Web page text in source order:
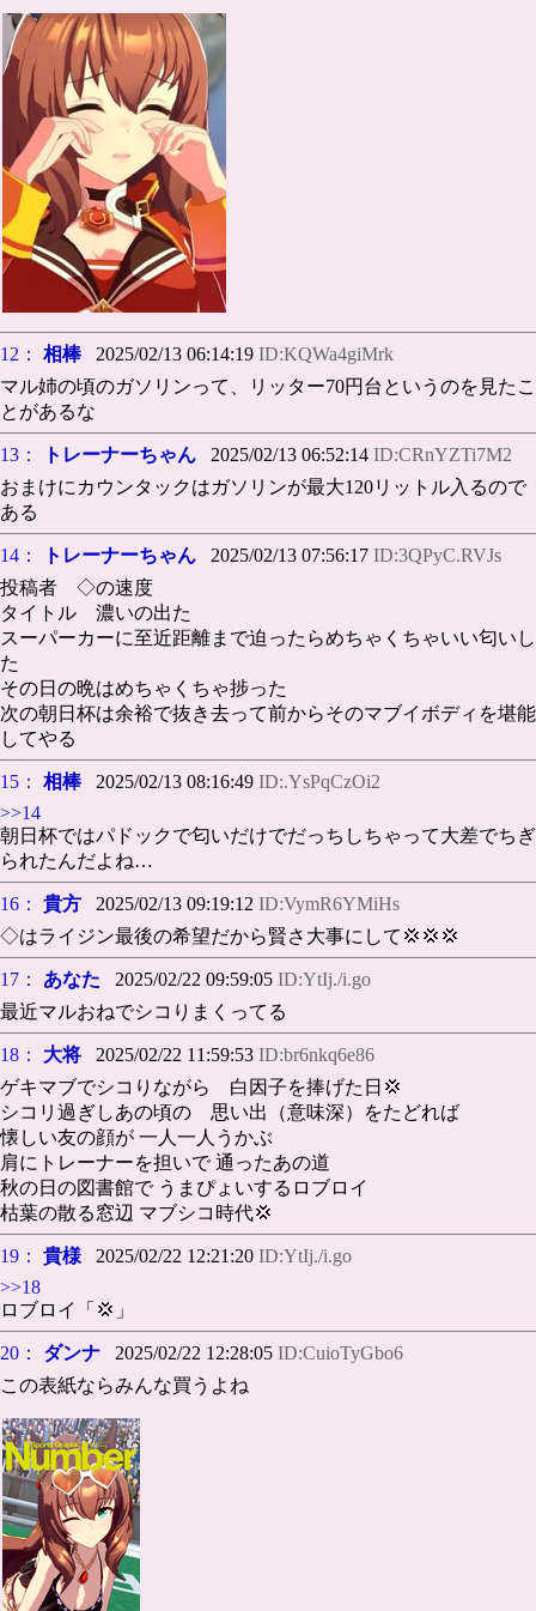
12： 相棒2025/02/13 06:14:19 ID:KQWa4giMrk
マル姉の頃のガソリンって、リッター70円台というのを見たこ
とがあるな
13： トレーナーちゃん 2025/02/13 06:52:14 ID:CRnYZTi7M2
おまけにカウンタックはガソリンが最大120リットル入るので
ある
14： トレーナーちゃん 2025/02/13 07:56:17 ID:3QPyC.RVJs
投稿者 ◇の速度
タイトル 濃いの出た
スーパーカーに至近距離まで迫ったらめちゃくちゃいい匂いし
た
その日の晩はめちゃくちゃ捗った
次の朝日杯は余裕で抜き去って前からそのマブイボディを堪能
してやる
15： 相棒2025/02/13 08:16:49 ID:.YsPqCzOi2
>>14
朝日杯ではパドックで匂いだけでだっちしちゃって大差でちぎ
られたんだよね…
16： 貴方 2025/02/13 09:19:12 ID:VymR6YMiHs
◇はライジン最後の希望だから賢さ大事にして💢💢💢
17： あなた 2025/02/22 09:59:05 ID:YtIj./i.go
最近マルおねでシコりまくってる
18： 大将 2025/02/22 11:59:53 ID:br6nkq6e86
ゲキマブでシコりながら 白因子を捧げた日💢
シコリ過ぎしあの頃の 思い出（意味深）をたどれば
懐しい友の顔が 一人一人うかぶ
肩にトレーナーを担いで 通ったあの道
秋の日の図書館で うまぴょいするロブロイ
枯葉の散る窓辺 マブシコ時代💢
19： 貴様 2025/02/22 12:21:20 ID:YtIj./i.go
>>18
ロブロイ「💢」
20： ダンナ 2025/02/22 12:28:05 ID:CuioTyGbo6
この表紙ならみんな買うよね